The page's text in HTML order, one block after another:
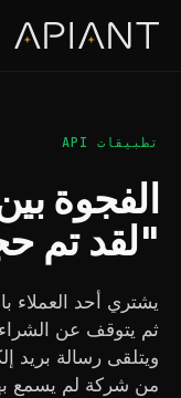
تطبيقات API
الفجوة
"لقد تم
ثم يتوقف عن
ويتلقى رسالة بريد
من شركة لم يسمع